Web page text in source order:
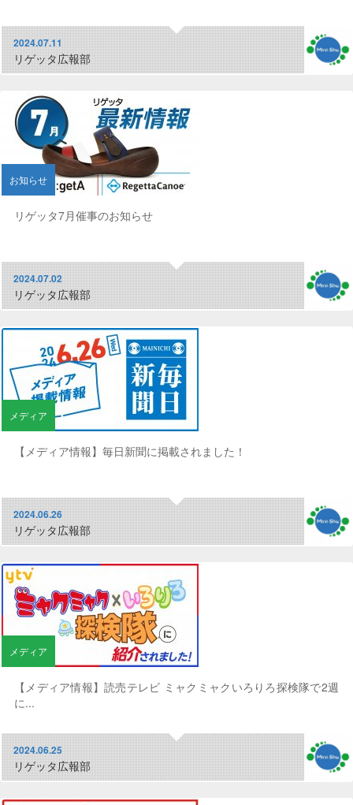
2024.07.11
リゲッタ広報部
お知らせ
リゲッタ7月催事のお知らせ
2024.07.02
リゲッタ広報部
メディア
【メディア情報】毎日新聞に掲載されました！
2024.06.26
リゲッタ広報部
メディア
【メディア情報】読売テレビ ミャクミャクいろりろ探検隊で2週
に...
2024.06.25
リゲッタ広報部